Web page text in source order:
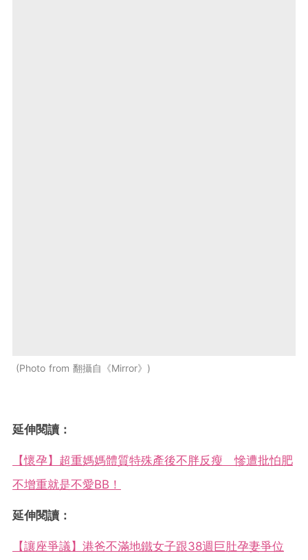
Photo from 翻攝自《Mirror》
延伸閱讀：
【懷孕】超重媽媽體質特殊產後不胖反瘦 慘遭批怕肥
不增重就是不愛BB！
延伸閱讀：
【讓座爭議】港爸不滿地鐵女子跟38週巨肚孕妻爭位